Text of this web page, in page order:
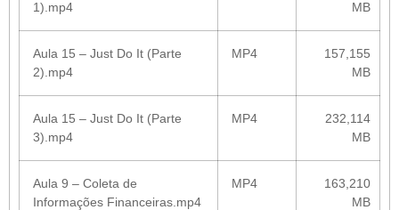
1).mp4 MB
Aula 15 – Just Do It (Parte
2).mp4
MP4
157,155
MB
Aula 15 – Just Do It (Parte
3).mp4
MP4
232,114
MB
Aula 9 – Coleta de
Informações Financeiras.mp4
MP4
163,210
MB